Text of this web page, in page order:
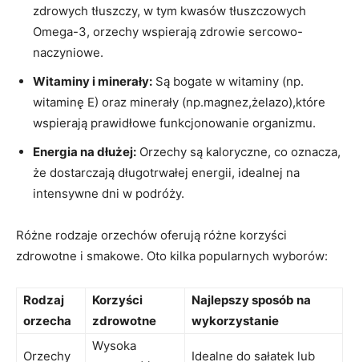
zdrowych tłuszczy, w tym kwasów tłuszczowych
Omega-3,‍ orzechy wspierają‌ zdrowie sercowo-
naczyniowe.
Witaminy i minerały: Są bogate w witaminy (np.
witaminę E) oraz minerały (np.magnez,żelazo),które
wspierają prawidłowe‌ funkcjonowanie organizmu.
Energia na dłużej: Orzechy są kaloryczne,⁤ co ‌oznacza,
że dostarczają długotrwałej⁤ energii, idealnej na
intensywne dni w podróży.
Różne rodzaje orzechów oferują ⁣różne‍ korzyści
zdrowotne i smakowe. Oto kilka popularnych wyborów:
Rodzaj
orzecha
Korzyści
zdrowotne
Najlepszy sposób‌ na
wykorzystanie
Orzechy
Wysoka
Idealne do sałatek lub